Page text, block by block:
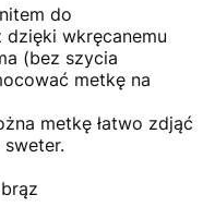
do
dzięki wkręcanemu
(bez szycia
metkę na
metkę łatwo zdjąć